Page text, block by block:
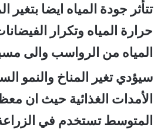
تتأثر جودة المياه ايضا
حرارة المياه وتكرار
المياه من الرواسب والى
سيؤدي تغير المناخ والنمو